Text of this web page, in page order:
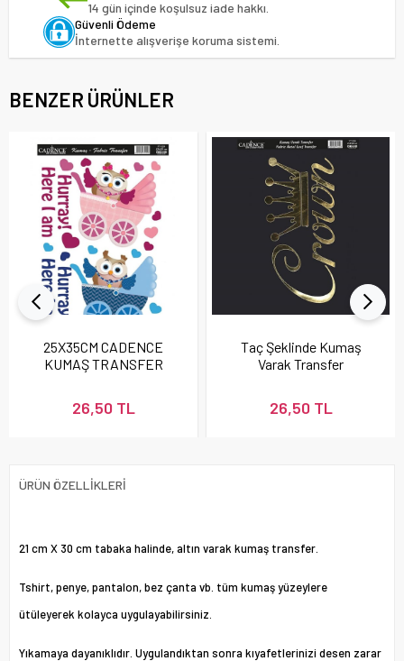
14 gün içinde koşulsuz iade hakkı.
Güvenli Ödeme
İnternette alışverişe koruma sistemi.
BENZER ÜRÜNLER
25X35CM CADENCE
KUMAŞ TRANSFER
26,50 TL
Taç Şeklinde Kumaş
Varak Transfer
26,50 TL
ÜRÜN ÖZELLIKLERI
21 cm X 30 cm tabaka halinde, altın varak kumaş transfer.
Tshirt, penye, pantalon, bez çanta vb. tüm kumaş yüzeylere
ütüleyerek kolayca uygulayabilirsiniz.
Yıkamaya dayanıklıdır. Uygulandıktan sonra kıyafetlerinizi desen zarar